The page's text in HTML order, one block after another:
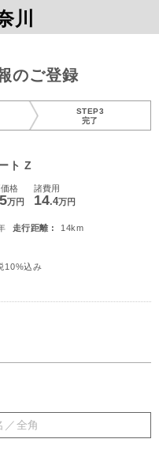
川
のご登録
STEP3
完了
ト Z
格
万円
諸費用
14.4万円
走行距離 :
14km
10%込み